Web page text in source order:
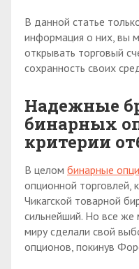
В данной статье
информация о них, вы
открывать торговый
сохранность своих
Надежные
бинарных
критерии
В целом бинарные
опционной торговлей,
Чикагской товарной
сильнейший. Но все
миру сделали свой
опционов, покинув